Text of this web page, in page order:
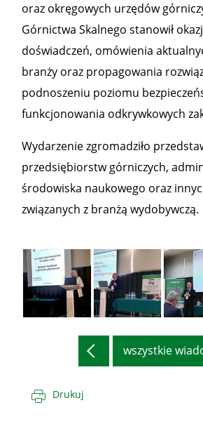
oraz okręgowych urzędów
Górnictwa Skalnego stanowił
doświadczeń, omówienia
branży oraz propagowania
podnoszeniu poziomu
funkcjonowania odkrywkowych
Wydarzenie zgromadziło
przedsiębiorstw górniczych,
środowiska naukowego oraz
związanych z branżą wydobywczą.
III Kongres III Kongres
Górnictwa
Skalnego
III
wszystkie
Drukuj